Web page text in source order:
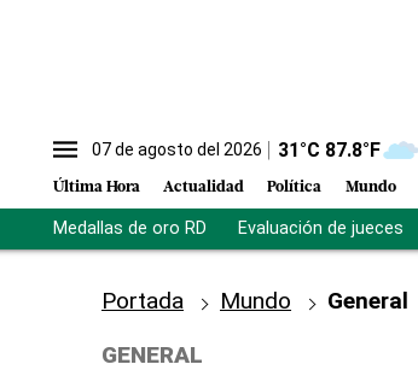
07 de agosto del 2026 31°C 87.8°F
Última Hora Actualidad Política Mundo
Medallas de oro RD Evaluación de jueces
Portada Mundo
General
GENERAL